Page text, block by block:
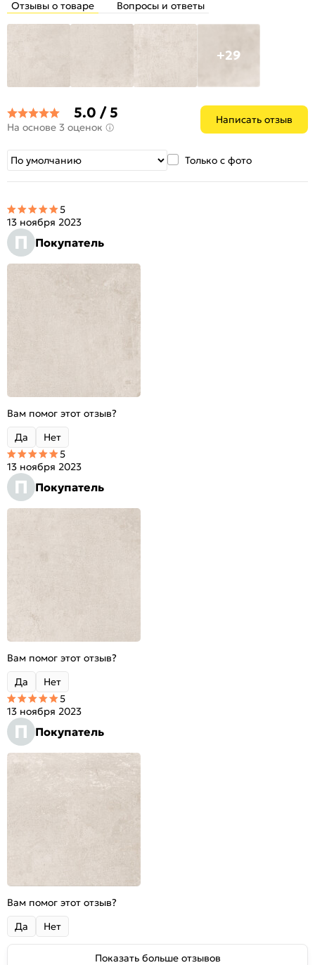
Отзывы о товаре Вопросы и ответы
+29
5.0 / 5
На основе 3 оценок
Написать отзыв
Только с фото
П Покупатель
13 ноября 2023
5
Вам помог этот отзыв?
Да
Нет
П Покупатель
13 ноября 2023
5
Вам помог этот отзыв?
Да
Нет
П Покупатель
13 ноября 2023
5
Вам помог этот отзыв?
Да
Нет
Показать больше отзывов